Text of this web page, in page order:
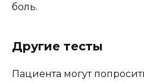
боль.
Другие тесты
Пациента могут